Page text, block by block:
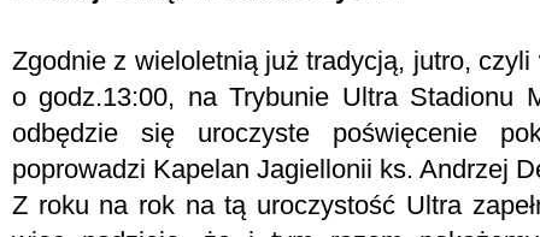
Zgodnie z wieloletnią już tradycją, jutro,
o godz.13:00, na Trybunie Ultra Stadionu
odbędzie się uroczyste poświęcenie
poprowadzi Kapelan Jagiellonii ks. Andrzej
Z roku na rok na tą uroczystość Ultra